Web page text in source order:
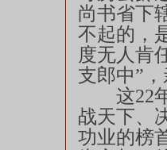
尚书省下
不起的，
度无人肯
支郎中”
这22年
战天下、
功业的榜